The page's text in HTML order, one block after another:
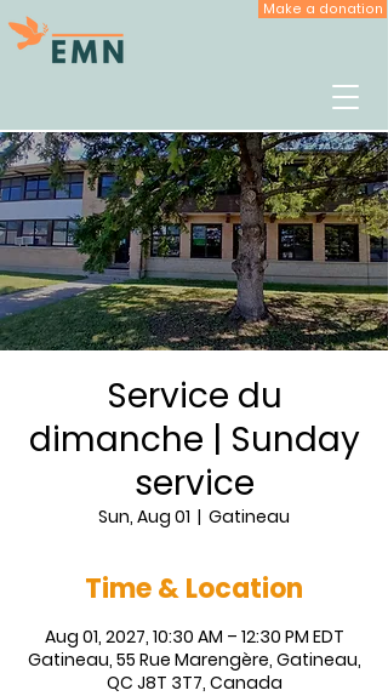
Make a donation
Service du
dimanche | Sunday
service
Sun, Aug 01
  |
Gatineau
Time & Location
Aug 01, 2027, 10:30 AM – 12:30 PM EDT
Gatineau, 55 Rue Marengère, Gatineau,
QC J8T 3T7, Canada